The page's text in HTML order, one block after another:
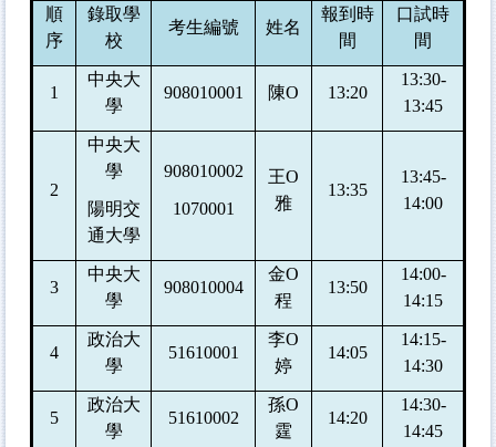
順
序
錄取學
校
考生編號 姓名
報到時
間
口試時
間
1
中央大
學
908010001 陳O 13:20
13:30-
13:45
2
中央大
學
陽明交
通大學
908010002
1070001
王O
雅
13:35
13:45-
14:00
3
中央大
學
908010004
金O
程
13:50
14:00-
14:15
4
政治大
學
51610001
李O
婷
14:05
14:15-
14:30
5
政治大
學
51610002
孫O
霆
14:20
14:30-
14:45